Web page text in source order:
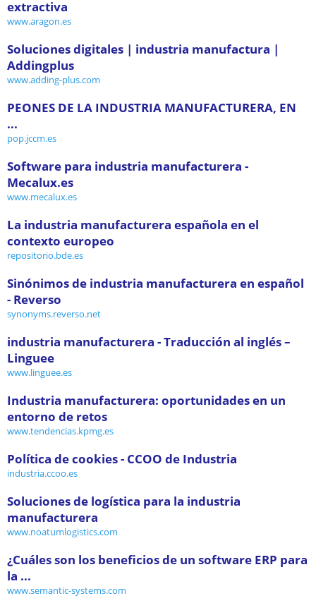
extractiva
www.aragon.es
Soluciones digitales | industria manufactura |
Addingplus
www.adding-plus.com
PEONES DE LA INDUSTRIA MANUFACTURERA, EN
...
pop.jccm.es
Software para industria manufacturera -
Mecalux.es
www.mecalux.es
La industria manufacturera española en el
contexto europeo
repositorio.bde.es
Sinónimos de industria manufacturera en español
- Reverso
synonyms.reverso.net
industria manufacturera - Traducción al inglés –
Linguee
www.linguee.es
Industria manufacturera: oportunidades en un
entorno de retos
www.tendencias.kpmg.es
Política de cookies - CCOO de Industria
industria.ccoo.es
Soluciones de logística para la industria
manufacturera
www.noatumlogistics.com
¿Cuáles son los beneficios de un software ERP para
la ...
www.semantic-systems.com